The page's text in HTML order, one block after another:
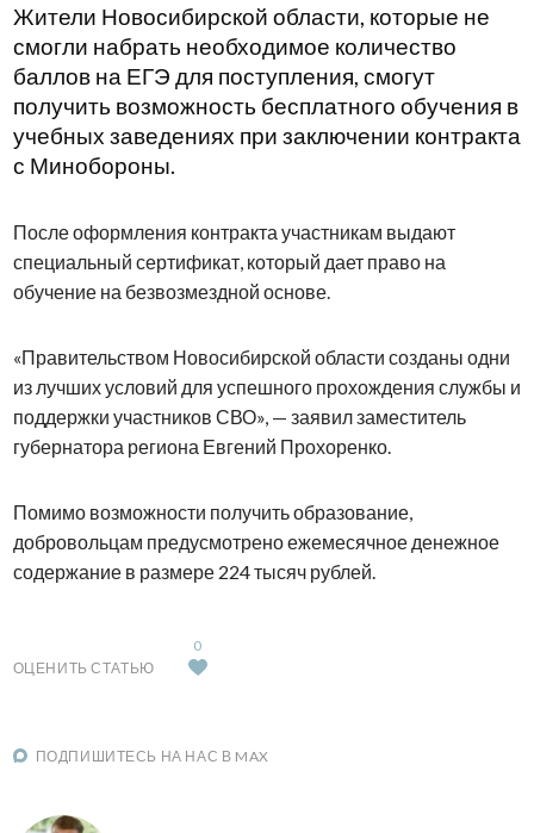
Жители Новосибирской области, которые не
смогли набрать необходимое количество
баллов на ЕГЭ для поступления, смогут
получить возможность бесплатного обучения в
учебных заведениях при заключении контракта
с Минобороны.
После оформления контракта участникам выдают
специальный сертификат, который дает право на
обучение на безвозмездной основе.
«Правительством Новосибирской области созданы одни
из лучших условий для успешного прохождения службы и
поддержки участников СВО», — заявил заместитель
губернатора региона Евгений Прохоренко.
Помимо возможности получить образование,
добровольцам предусмотрено ежемесячное денежное
содержание в размере 224 тысяч рублей.
ОЦЕНИТЬ СТАТЬЮ
0
ПОДПИШИТЕСЬ НА НАС В MAX